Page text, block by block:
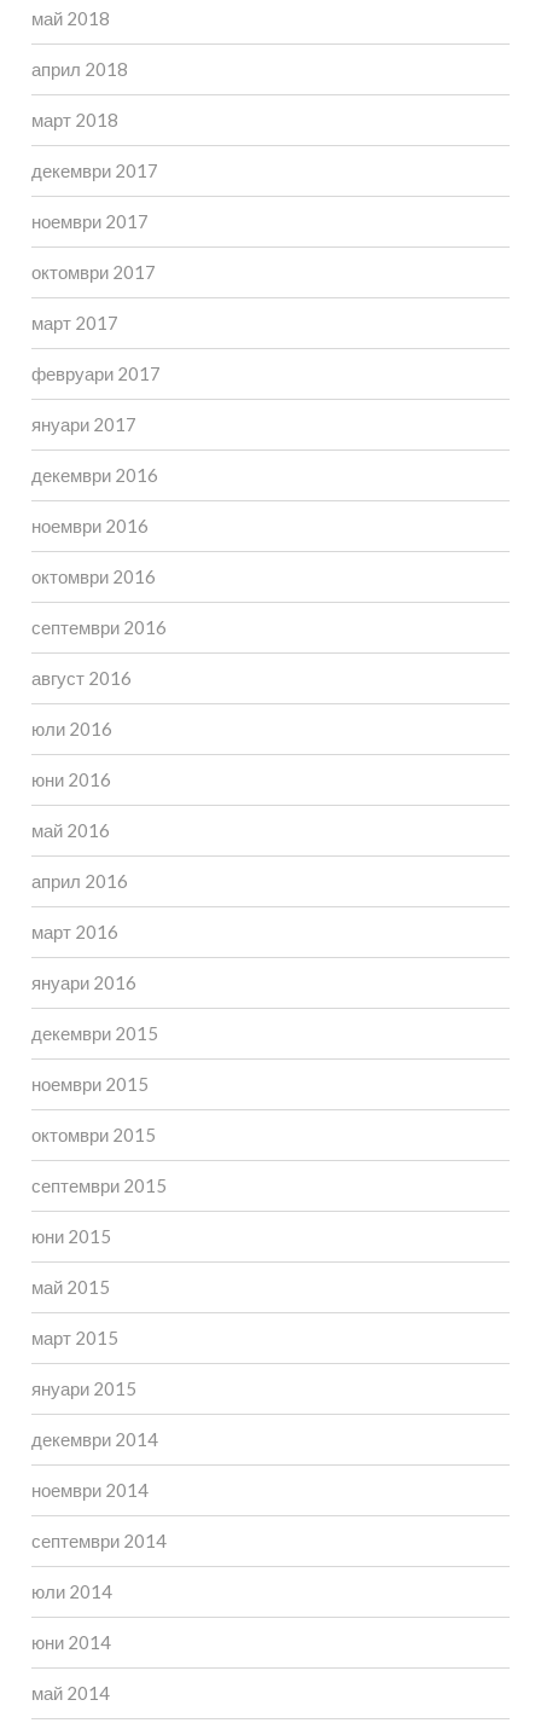
май 2018
април 2018
март 2018
декември 2017
ноември 2017
октомври 2017
март 2017
февруари 2017
януари 2017
декември 2016
ноември 2016
октомври 2016
септември 2016
август 2016
юли 2016
юни 2016
май 2016
април 2016
март 2016
януари 2016
декември 2015
ноември 2015
октомври 2015
септември 2015
юни 2015
май 2015
март 2015
януари 2015
декември 2014
ноември 2014
септември 2014
юли 2014
юни 2014
май 2014